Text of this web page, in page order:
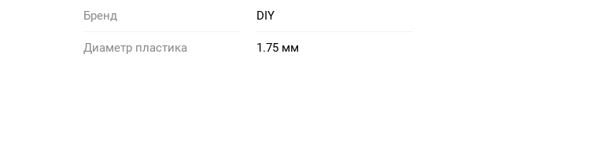
Бренд DIY
Диаметр пластика 1.75 мм